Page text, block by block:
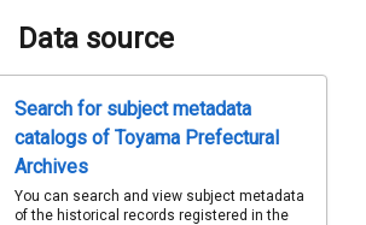
Data source
Search for subject metadata
catalogs of Toyama Prefectural
Archives
You can search and view subject metadata
of the historical records registered in the